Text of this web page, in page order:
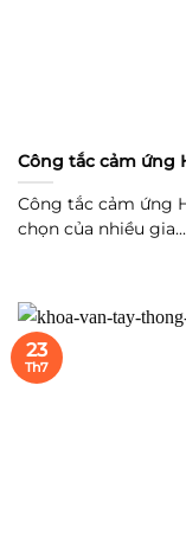
Công tắc cảm ứng
Công tắc cảm ứng
chọn của nhiều gia...
23
Th7